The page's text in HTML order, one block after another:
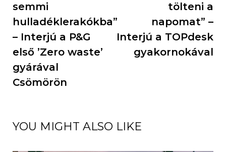
semmi
hulladéklerakókba”
– Interjú a P&G
első ’Zero waste’
gyárával
Csömörön
tölteni a
napomat” –
Interjú a TOPdesk
gyakornokával
YOU MIGHT ALSO LIKE